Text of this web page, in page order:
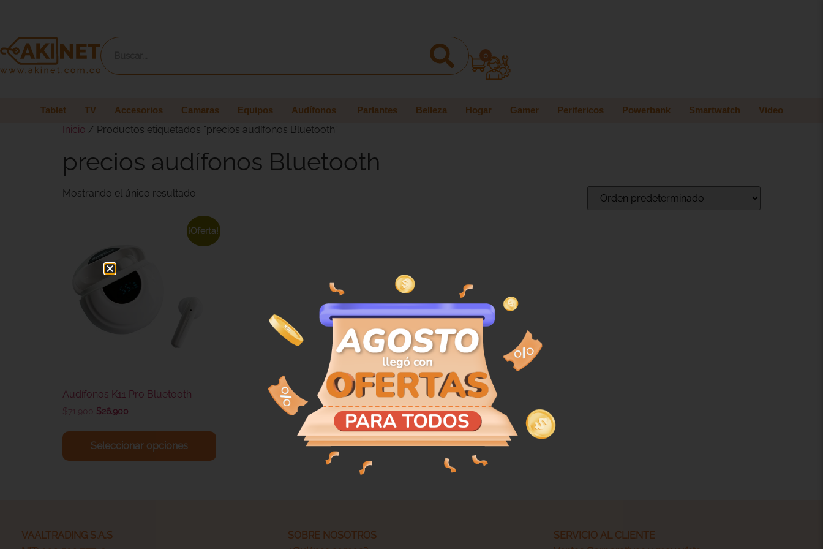
0
Tablet TV Accesorios Camaras Equipos Audífonos Parlantes Belleza Hogar Gamer Perifericos Powerbank Smartwatch Video
Inicio / Productos etiquetados “precios audífonos Bluetooth”
precios audífonos Bluetooth
Mostrando el único resultado
¡Oferta!
Audífonos K11 Pro Bluetooth
$71.900 $26.900
Seleccionar opciones
VAALTRADING S.A.S
SOBRE NOSOTROS
SERVICIO AL CLIENTE